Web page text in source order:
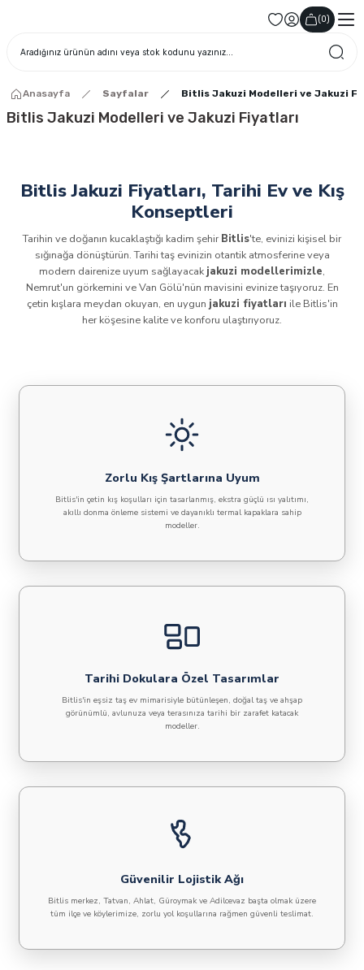
(0)
Anasayfa Sayfalar Bitlis Jakuzi Modelleri ve Jakuzi
Bitlis Jakuzi Modelleri ve Jakuzi Fiyatları
Bitlis Jakuzi Fiyatları, Tarihi Ev ve Kış
Konseptleri
Tarihin ve doğanın kucaklaştığı kadim şehirBitlis'te, evinizi kişisel bir
sığınağa dönüştürün. Tarihi taş evinizin otantik atmosferine veya
modern dairenize uyum sağlayacak jakuzi modellerimizle,
Nemrut'un görkemini ve Van Gölü'nün mavisini evinize taşıyoruz. En
çetin kışlara meydan okuyan, en uygun jakuzi fiyatları ile Bitlis'in
her köşesine kalite ve konforu ulaştırıyoruz.
Zorlu Kış Şartlarına Uyum
Bitlis'in çetin kış koşulları için tasarlanmış, ekstra güçlü ısı yalıtımı,
akıllı donma önleme sistemi ve dayanıklı termal kapaklara sahip
modeller.
Tarihi Dokulara Özel Tasarımlar
Bitlis'in eşsiz taş ev mimarisiyle bütünleşen, doğal taş ve ahşap
görünümlü, avlunuza veya terasınıza tarihi bir zarafet katacak
modeller.
Güvenilir Lojistik Ağı
Bitlis merkez, Tatvan, Ahlat, Güroymak ve Adilcevaz başta olmak üzere
tüm ilçe ve köylerimize, zorlu yol koşullarına rağmen güvenli teslimat.